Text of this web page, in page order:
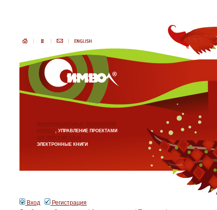
ИНФОРМАЦИОННЫЕ ТЕХНОЛОГИИ
БИЗНЕС, УПРАВЛЕНИЕ ПРОЕКТАМИ
АНГЛИЙСКИЙ ЯЗЫК
ЭЛЕКТРОННЫЕ КНИГИ
Вход
Регистрация